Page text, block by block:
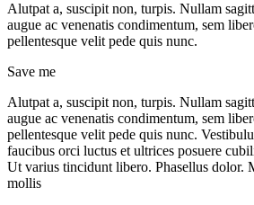
Alutpat a, suscipit non, turpis. Nullam
augue ac venenatis condimentum, sem
pellentesque velit pede quis nunc.
Save me
Alutpat a, suscipit non, turpis. Nullam
augue ac venenatis condimentum, sem
pellentesque velit pede quis nunc.
faucibus orci luctus et ultrices posuere
Ut varius tincidunt libero. Phasellus dolor.
mollis